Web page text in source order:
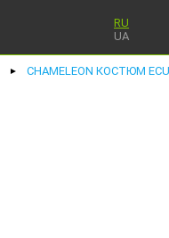
RU
UA
► CHAMELEON КОСТЮМ